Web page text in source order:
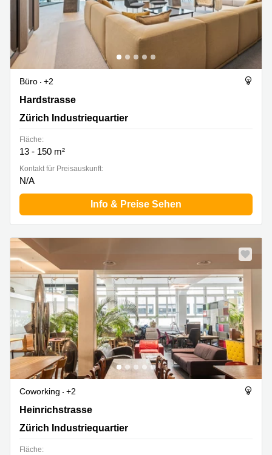
Büro
+2
Hardstrasse 201, Zürich Industriequartier
Hardstrasse
Zürich Industriequartier
Fläche:
13 - 150 m²
Kontakt für Preisauskunft:
N/A
Info & Preise Sehen
Coworking
+2
Heinrichstrasse 267A, Zürich Industriequartier
Heinrichstrasse
Zürich Industriequartier
Fläche: